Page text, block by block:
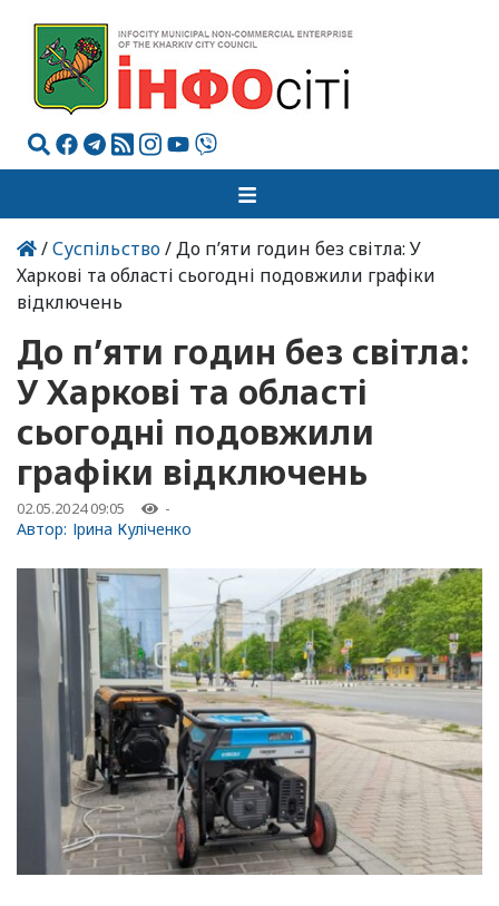
/Суспільство/ До п’яти годин без світла: У
Харкові та області сьогодні подовжили графіки
відключень
До п’яти годин без світла:
У Харкові та області
сьогодні подовжили
графіки відключень
02.05.2024 09:05 -
Автор: Ірина Куліченко